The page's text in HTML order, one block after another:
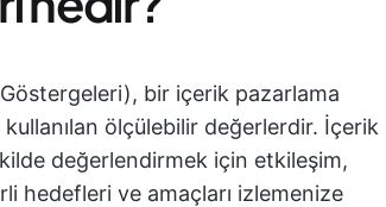
bir içerik pazarlama
ölçülebilir değerlerdir. İçerik
değerlendirmek için etkileşim,
hedefleri ve amaçları izlemenize